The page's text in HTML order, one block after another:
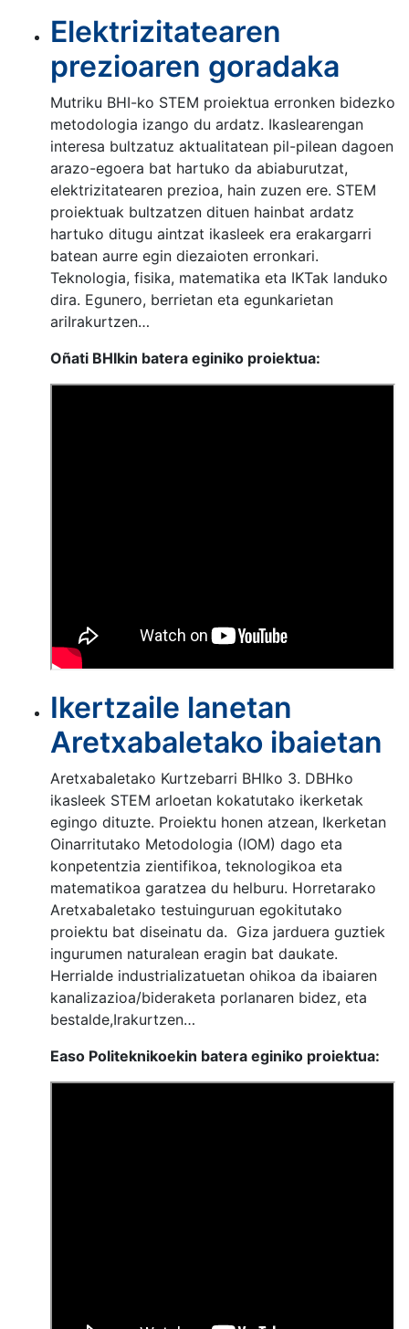
Elektrizitatearen
prezioaren goradaka
Mutriku BHI-ko STEM proiektua erronken bidezko
metodologia izango du ardatz. Ikaslearengan
interesa bultzatuz aktualitatean pil-pilean dagoen
arazo-egoera bat hartuko da abiaburutzat,
elektrizitatearen prezioa, hain zuzen ere. STEM
proiektuak bultzatzen dituen hainbat ardatz
hartuko ditugu aintzat ikasleek era erakargarri
batean aurre egin diezaioten erronkari.
Teknologia, fisika, matematika eta IKTak landuko
dira. Egunero, berrietan eta egunkarietan
ariIrakurtzen…
Oñati BHIkin batera eginiko proiektua:
Ikertzaile lanetan
Aretxabaletako ibaietan
Aretxabaletako Kurtzebarri BHIko 3. DBHko
ikasleek STEM arloetan kokatutako ikerketak
egingo dituzte. Proiektu honen atzean, Ikerketan
Oinarritutako Metodologia (IOM) dago eta
konpetentzia zientifikoa, teknologikoa eta
matematikoa garatzea du helburu. Horretarako
Aretxabaletako testuinguruan egokitutako
proiektu bat diseinatu da. Giza jarduera guztiek
ingurumen naturalean eragin bat daukate.
Herrialde industrializatuetan ohikoa da ibaiaren
kanalizazioa/bideraketa porlanaren bidez, eta
bestalde,Irakurtzen…
Easo Politeknikoekin batera eginiko proiektua: